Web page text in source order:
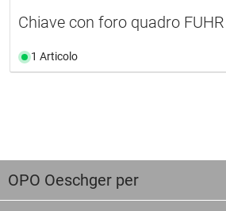
Chiave con foro quadro
1 Articolo
OPO Oeschger per